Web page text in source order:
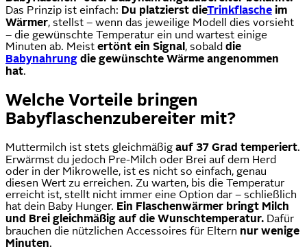
Das Prinzip ist einfach: Du platzierst dieTrinkflasche im
Wärmer, stellst – wenn das jeweilige Modell dies vorsieht
– die gewünschte Temperatur ein und wartest einige
Minuten ab. Meist ertönt ein Signal , sobald die
Babynahrung die gewünschte Wärme angenommen
hat.
Welche Vorteile bringen
Babyflaschenzubereiter mit?
Muttermilch ist stets gleichmäßig auf 37 Grad temperiert.
Erwärmst du jedoch Pre-Milch oder Brei auf dem Herd
oder in der Mikrowelle, ist es nicht so einfach, genau
diesen Wert zu erreichen. Zu warten, bis die Temperatur
erreicht ist, stellt nicht immer eine Option dar – schließlich
hat dein Baby Hunger. Ein Flaschenwärmer bringt Milch
und Brei gleichmäßig auf die Wunschtemperatur. Dafür
brauchen die nützlichen Accessoires für Eltern nur wenige
Minuten.